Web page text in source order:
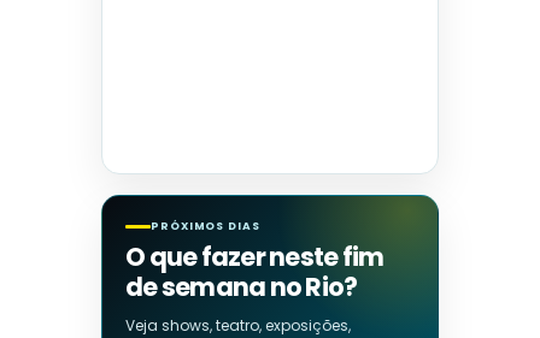
PRÓXIMOS DIAS
O que fazer neste fim
de semana no Rio?
Veja shows, teatro, exposições,